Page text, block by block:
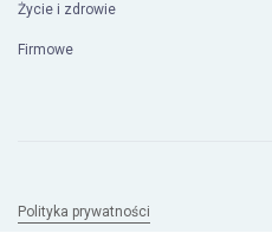
Firmowe
© Copyright 2026compero.pl